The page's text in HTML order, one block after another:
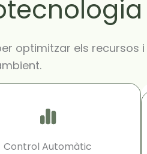
optimitzar els recursos
Control Automàtic